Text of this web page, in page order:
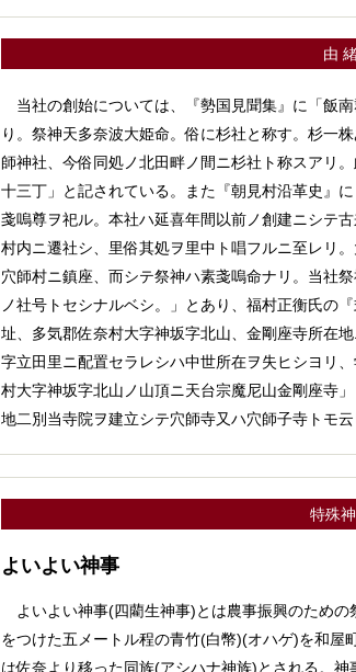
由
当社の創始については、『勢国見聞集』に「飯
り。祭神天多奈波大姫命。俗に杉社と称す。杉一
師神社、今俗同処ノ北田畔ノ間ニ杉社ト称スアリ
十三丁」と記されている。また『朝見村沿革史』
戔嗚尊ヲ祀ル。本社ハ延喜年間以前ノ創建ニシテ
村内ニ遷社シ、里俗其処ヲ里中ト唱フルニ至レリ
穴師村ニ鎮座、而シテ祭神ハ素戔嗚命ナリ。当社
ノ社号トセシナルベシ。」とあり、福村正衡氏の
址、多気郡佐奈村大字神坂字北山、金剛座寺所在
字立田里ニ配置セラレシハ中世所在ヲ失ヒシヨリ
村大字神坂字北山ノ山頂ニ天台宗魔尼山金剛座寺
地二別当寺院ヲ建立シテ穴師寺又ハ穴師子寺トモ
特殊
よいよい神事
よいよい神事(四藺生神事)とは農事振興のための
をつけた五メートル程の青竹(白幣)(オハゲ)を和屋
は佐奈より移った同族(アシハナ神族)とされる。